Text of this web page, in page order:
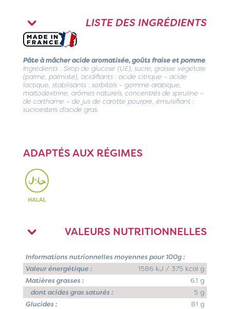
LISTE DES INGRÉDIENTS
Pâte à mâcher acide aromatisée, goûts fraise et pomme.
Ingrédients : Sirop de glucose (UE), sucre, graisse végétale
(palme, palmiste), acidifiants : acide citrique – acide
lactique, stabilisants : sorbitols – gomme arabique,
maltodextrine, arômes naturels, concentrés de spiruline –
de carthame – de jus de carotte pourpre, émulsifiant :
sucroesters d’acide gras.
ADAPTÉS AUX RÉGIMES
VALEURS NUTRITIONNELLES
Informations nutrionnelles moyennes pour 100g :
Valeur énergétique :
1586 kJ / 375 kcal g
Matières grasses :
6.1 g
dont acides gras saturés :
5 g
Glucides :
81 g